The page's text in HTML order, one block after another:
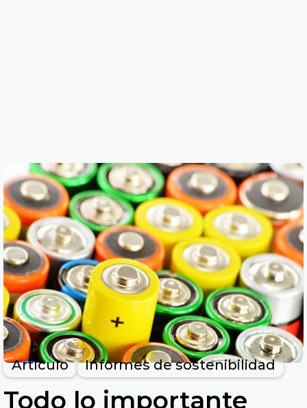
Artículo Informes de sostenibilidad
Todo lo importante